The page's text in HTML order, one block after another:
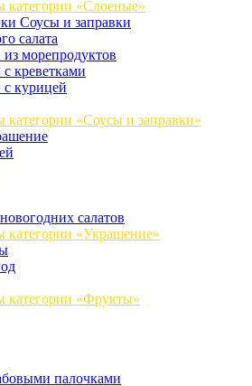
категории «Слоеные»
Соусы и заправки
салата
из морепродуктов
с креветками
с курицей
категории «Соусы и заправки»
салатов
категории «Украшение»
категории «Фрукты»